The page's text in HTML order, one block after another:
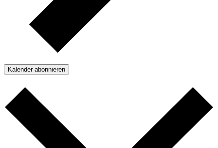
Kalender abonnieren